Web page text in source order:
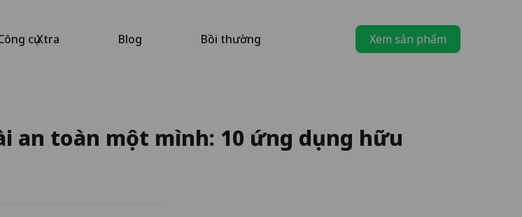
cụ Xtra Blog Bồi thường Xem sản phẩm
an toàn một mình: 10 ứng dụng hữu